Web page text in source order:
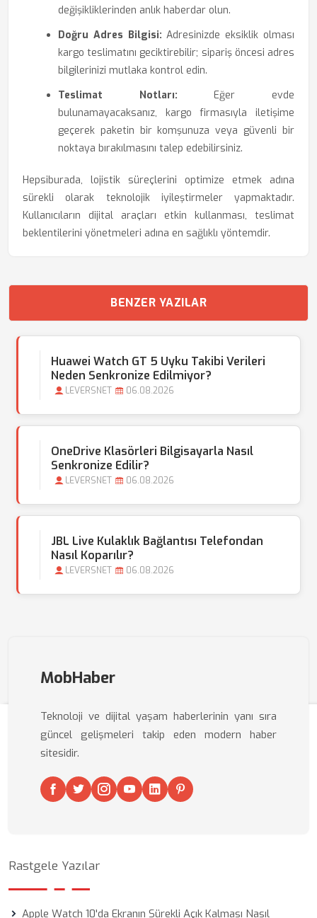
değişikliklerinden anlık haberdar olun.
Doğru Adres Bilgisi: Adresinizde eksiklik olması
kargo teslimatını geciktirebilir; sipariş öncesi adres
bilgilerinizi mutlaka kontrol edin.
Teslimat Notları: Eğer evde
bulunamayacaksanız, kargo firmasıyla iletişime
geçerek paketin bir komşunuza veya güvenli bir
noktaya bırakılmasını talep edebilirsiniz.
Hepsiburada, lojistik süreçlerini optimize etmek adına
sürekli olarak teknolojik iyileştirmeler yapmaktadır.
Kullanıcıların dijital araçları etkin kullanması, teslimat
beklentilerini yönetmeleri adına en sağlıklı yöntemdir.
BENZER YAZILAR
Huawei Watch GT 5 Uyku Takibi Verileri
Neden Senkronize Edilmiyor?
LEVERSNET 06.08.2026
OneDrive Klasörleri Bilgisayarla Nasıl
Senkronize Edilir?
LEVERSNET 06.08.2026
JBL Live Kulaklık Bağlantısı Telefondan
Nasıl Koparılır?
LEVERSNET 06.08.2026
MobHaber
Teknoloji ve dijital yaşam haberlerinin yanı sıra
güncel gelişmeleri takip eden modern haber
sitesidir.
Rastgele Yazılar
Apple Watch 10'da Ekranın Sürekli Açık Kalması Nasıl